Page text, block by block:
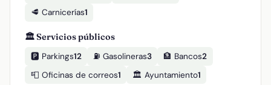
🥩 Carnicerías1
🏛️ Servicios públicos
🅿️ Parkings12 ⛽ Gasolineras3 🏦 Bancos2
📮 Oficinas de correos1 🏛️ Ayuntamiento1